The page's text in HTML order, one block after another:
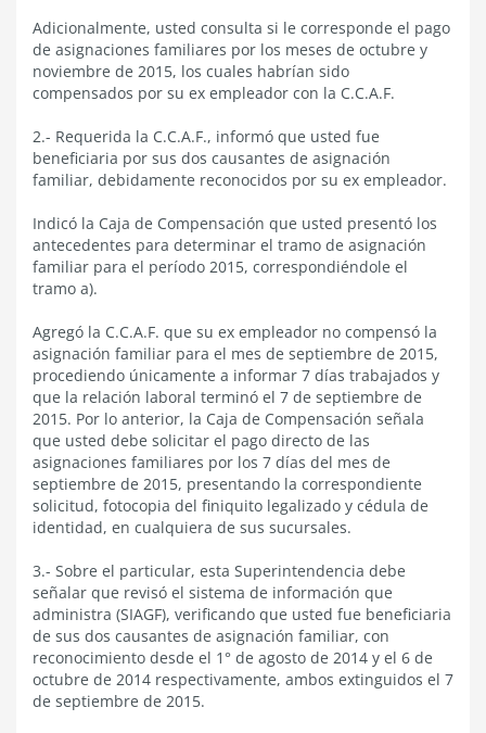
Adicionalmente, usted consulta si le corresponde el pago
de asignaciones familiares por los meses de octubre y
noviembre de 2015, los cuales habrían sido
compensados por su ex empleador con la C.C.A.F.
2.- Requerida la C.C.A.F., informó que usted fue
beneficiaria por sus dos causantes de asignación
familiar, debidamente reconocidos por su ex empleador.
Indicó la Caja de Compensación que usted presentó los
antecedentes para determinar el tramo de asignación
familiar para el período 2015, correspondiéndole el
tramo a).
Agregó la C.C.A.F. que su ex empleador no compensó la
asignación familiar para el mes de septiembre de 2015,
procediendo únicamente a informar 7 días trabajados y
que la relación laboral terminó el 7 de septiembre de
2015. Por lo anterior, la Caja de Compensación señala
que usted debe solicitar el pago directo de las
asignaciones familiares por los 7 días del mes de
septiembre de 2015, presentando la correspondiente
solicitud, fotocopia del finiquito legalizado y cédula de
identidad, en cualquiera de sus sucursales.
3.- Sobre el particular, esta Superintendencia debe
señalar que revisó el sistema de información que
administra (SIAGF), verificando que usted fue beneficiaria
de sus dos causantes de asignación familiar, con
reconocimiento desde el 1° de agosto de 2014 y el 6 de
octubre de 2014 respectivamente, ambos extinguidos el 7
de septiembre de 2015.